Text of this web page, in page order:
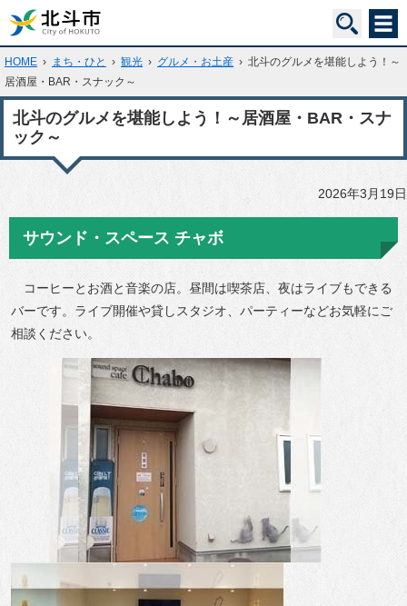
HOME › まち・ひと › 観光 › グルメ・お土産 › 北斗のグルメを堪能しよう！～
居酒屋・BAR・スナック～
北斗のグルメを堪能しよう！～居酒屋・BAR・スナ
ック～
2026年3月19日
サウンド・スペース チャボ
コーヒーとお酒と音楽の店。昼間は喫茶店、夜はライブもできる
バーです。ライブ開催や貸しスタジオ、パーティーなどお気軽にご
相談ください。